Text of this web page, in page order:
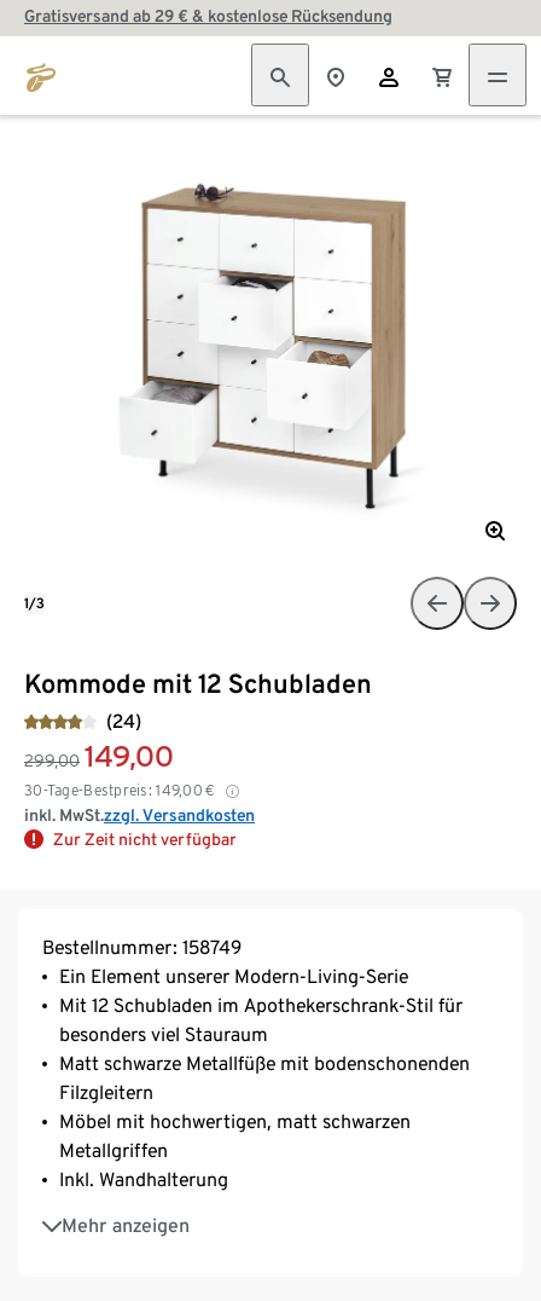
Gratisversand ab 29 € & kostenlose Rücksendung
Kommode mit 12 Schubladen
(24)
299,00 149,00
30-Tage-Bestpreis: 149,00 €
inkl. MwSt.zzgl. Versandkosten
Zur Zeit nicht verfügbar
1/3
Bestellnummer: 158749
Ein Element unserer Modern-Living-Serie
Mit 12 Schubladen im Apothekerschrank-Stil für
besonders viel Stauraum
Matt schwarze Metallfüße mit bodenschonenden
Filzgleitern
Möbel mit hochwertigen, matt schwarzen
Metallgriffen
Inkl. Wandhalterung
Mehr anzeigen
MADE IN GERMANY